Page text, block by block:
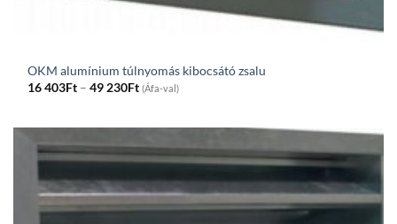
OKM alumínium túlnyomás kibocsátó zsalu
16 403Ft – 49 230FtPrice
range:
through
49
230Ft
(Áfa-val)